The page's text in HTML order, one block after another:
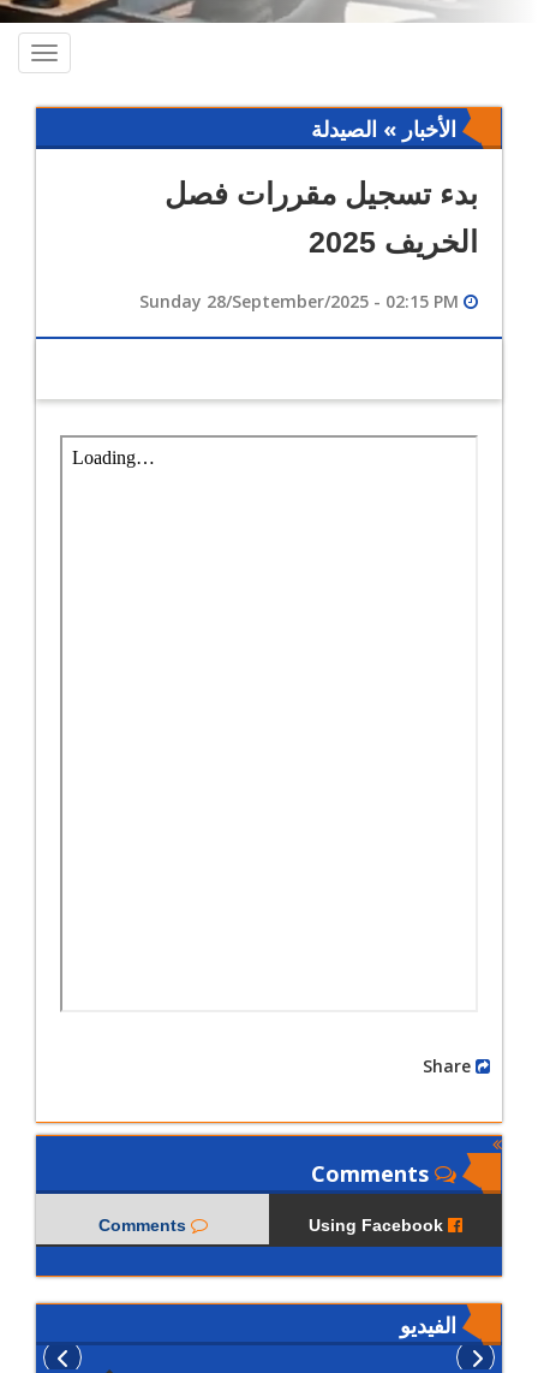
الأخبار » الصيدلة
بدء تسجيل مقررات فصل
الخريف 2025
Comments
الفيديو